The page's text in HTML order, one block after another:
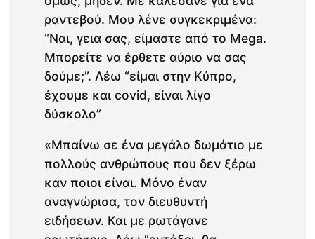
ραντεβού. Μου λένε συγκεκριμένα:
“Ναι, γεια σας, είμαστε από το Mega.
Μπορείτε να έρθετε αύριο να σας
δούμε;”. Λέω “είμαι στην Κύπρο,
έχουμε και covid, είναι λίγο
δύσκολο”
«Μπαίνω σε ένα μεγάλο δωμάτιο με
πολλούς ανθρώπους που δεν ξέρω
καν ποιοι είναι. Μόνο έναν
αναγνώρισα, τον διευθυντή
ειδήσεων. Και με ρωτάγανε